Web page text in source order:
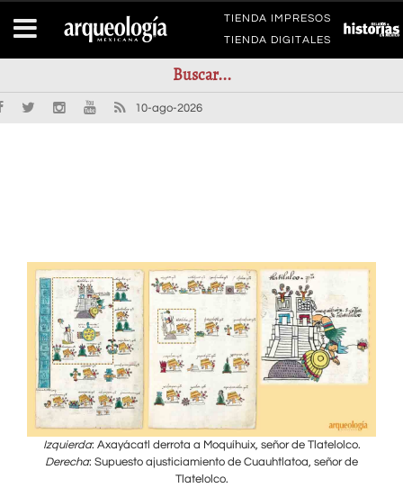
TIENDA IMPRESOS
TIENDA DIGITALES
10-ago-2026
Izquierda: Axayácatl derrota a Moquíhuix, señor de Tlatelolco.
Derecha: Supuesto ajusticiamiento de Cuauhtlatoa, señor de
Tlatelolco.